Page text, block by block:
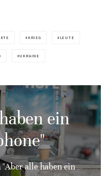
KRIEG LEUTE
UKRAINE
ein
"Aber alle haben ein